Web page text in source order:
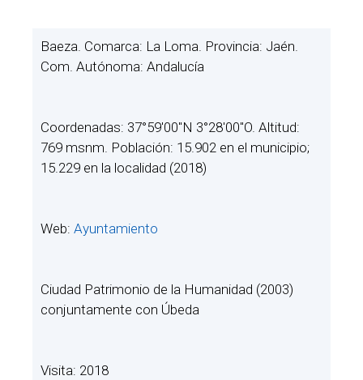
Baeza. Comarca: La Loma. Provincia: Jaén.
Com. Autónoma: Andalucía
Coordenadas: 37°59′00″N 3°28′00″O. Altitud:
769 msnm. Población: 15.902 en el municipio;
15.229 en la localidad (2018)
Web: Ayuntamiento
Ciudad Patrimonio de la Humanidad (2003)
conjuntamente con Úbeda
Visita: 2018